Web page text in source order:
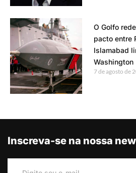
O Golfo
pacto entre
Islamabad
Washington
7 de agosto de
Inscreva-se na nossa